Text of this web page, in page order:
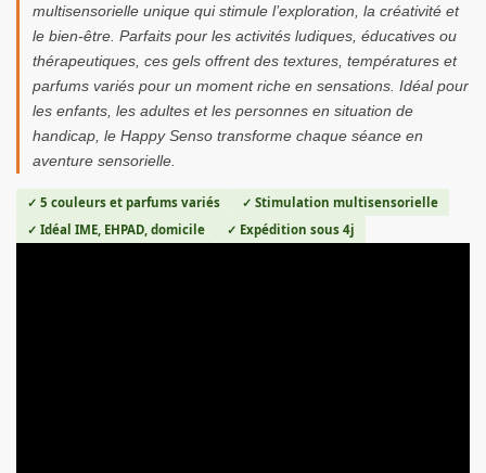
multisensorielle unique qui stimule l’exploration, la créativité et
le bien-être. Parfaits pour les activités ludiques, éducatives ou
thérapeutiques, ces gels offrent des textures, températures et
parfums variés pour un moment riche en sensations. Idéal pour
les enfants, les adultes et les personnes en situation de
handicap, le Happy Senso transforme chaque séance en
aventure sensorielle.
✓ 5 couleurs et parfums variés
✓ Stimulation multisensorielle
✓ Idéal IME, EHPAD, domicile
✓ Expédition sous 4j